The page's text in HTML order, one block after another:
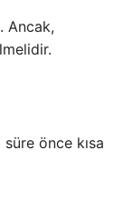
Ancak,
önce kısa